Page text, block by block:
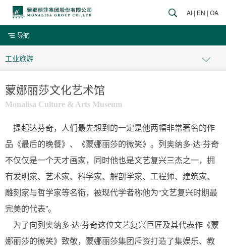
AI | EN | OA
导航
工业旅游
蒙娜丽莎文化艺术馆
Monalisa Culture & Arts Museum
提起达芬奇，人们最先想到的一定是他两幅非常著名的作
品《最后的晚餐》、《蒙娜丽莎的微笑》。列奥纳多·达·芬奇
不仅仅是一个天才画家，同时他也是文艺复兴三杰之一，拥
有发明家、艺术家、科学家、解剖学家、工程师、建筑家、
雕刻家与哲学家等名衔，被现代学者称他为“文艺复兴时期最
完美的代表”。
为了向列奥纳多·达·芬奇这位文艺复兴巨匠及其代表作《蒙
娜丽莎的微笑》致敬，蒙娜丽莎集团斥资打造了集娱乐、教